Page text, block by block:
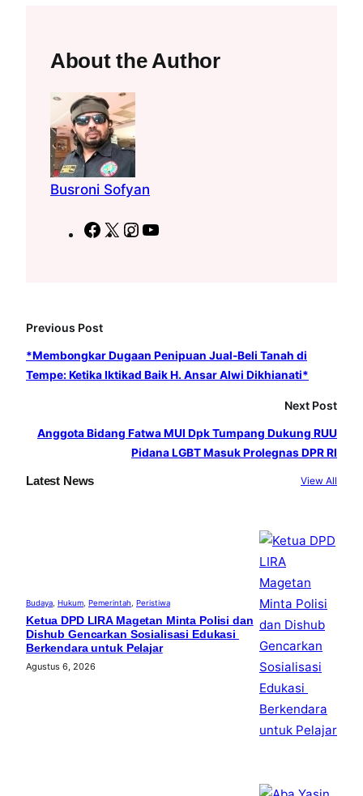
About the Author
Busroni Sofyan
F
o
o
k
X
I
r
a
e
Previous Post
*Membongkar Dugaan Penipuan Jual-Beli Tanah di
Tempe: Ketika Iktikad Baik H. Ansar Alwi Dikhianati*
Next Post
Anggota Bidang Fatwa MUI Dpk Tumpang Dukung RUU
Pidana LGBT Masuk Prolegnas DPR RI
Latest News View All
Budaya Hukum Pemerintah Peristiwa
Ketua DPD LIRA Magetan Minta Polisi dan
Dishub Gencarkan Sosialisasi Edukasi
Berkendara untuk Pelajar
Agustus 6, 2026